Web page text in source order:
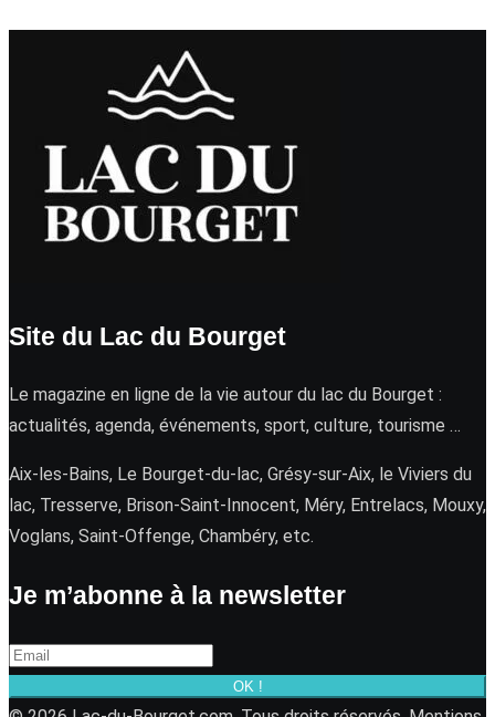
Site du Lac du Bourget
Le magazine en ligne de la vie autour du lac du Bourget :
actualités, agenda, événements, sport, culture, tourisme …
Aix-les-Bains, Le Bourget-du-lac, Grésy-sur-Aix, le Viviers du
lac, Tresserve, Brison-Saint-Innocent, Méry, Entrelacs, Mouxy,
Voglans, Saint-Offenge, Chambéry, etc.
Je m’abonne à la newsletter
OK !